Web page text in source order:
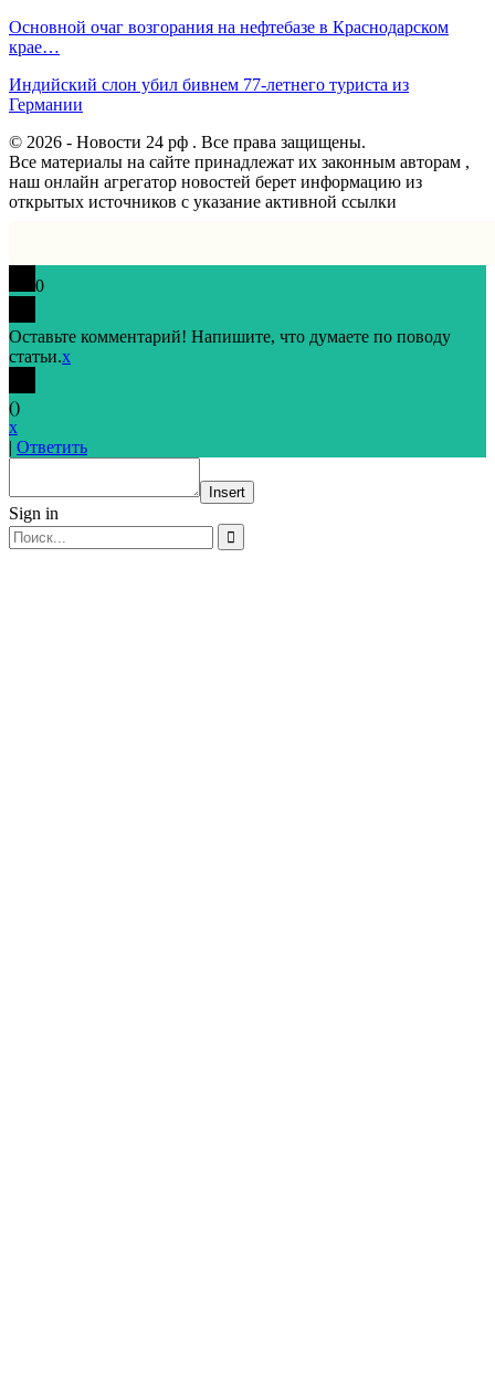
Основной очаг возгорания на нефтебазе в Краснодарском
крае…
Индийский слон убил бивнем 77-летнего туриста из
Германии
© 2026 - Новости 24 рф . Все права защищены.
Все материалы на сайте принадлежат их законным авторам ,
наш онлайн агрегатор новостей берет информацию из
открытых источников с указание активной ссылки
0
Оставьте комментарий! Напишите, что думаете по поводу
статьи.x
()
x
| Ответить
Insert
Sign in